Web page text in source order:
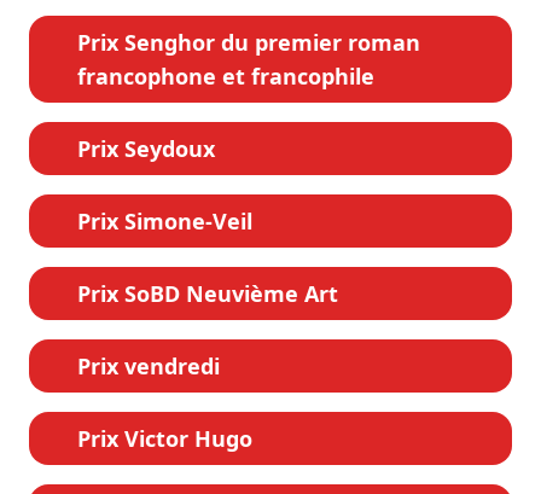
Prix Senghor du premier roman
francophone et francophile
Prix Seydoux
Prix Simone-Veil
Prix SoBD Neuvième Art
Prix vendredi
Prix Victor Hugo